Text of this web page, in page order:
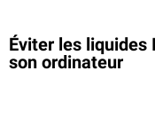
Éviter les liquides
son ordinateur